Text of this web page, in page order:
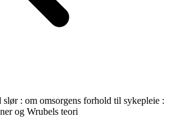
slør : om omsorgens forhold til sykepleie :
og Wrubels teori